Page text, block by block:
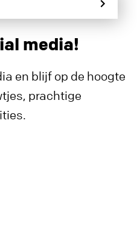
media!
en blijf op de hoogte
prachtige